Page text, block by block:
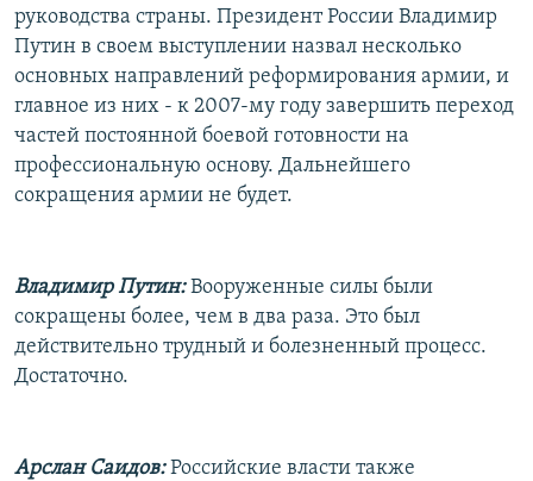
руководства страны. Президент России Владимир
Путин в своем выступлении назвал несколько
основных направлений реформирования армии, и
главное из них - к 2007-му году завершить переход
частей постоянной боевой готовности на
профессиональную основу. Дальнейшего
сокращения армии не будет.
Владимир Путин:Вооруженные силы были
сокращены более, чем в два раза. Это был
действительно трудный и болезненный процесс.
Достаточно.
Арслан Саидов:Российские власти также